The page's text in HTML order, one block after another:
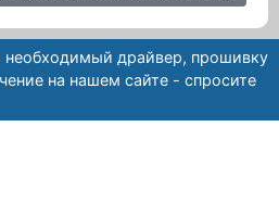
необходимый драйвер, прошивку
на нашем сайте - спросите